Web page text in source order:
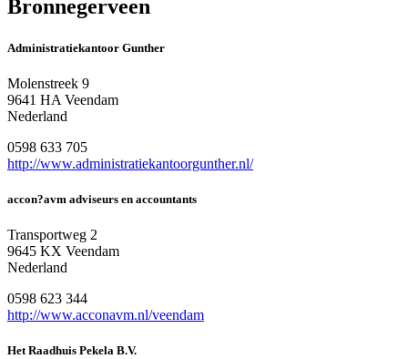
Bronnegerveen
Administratiekantoor Gunther
Molenstreek 9
9641 HA Veendam
Nederland
0598 633 705
http://www.administratiekantoorgunther.nl/
accon?avm adviseurs en accountants
Transportweg 2
9645 KX Veendam
Nederland
0598 623 344
http://www.acconavm.nl/veendam
Het Raadhuis Pekela B.V.